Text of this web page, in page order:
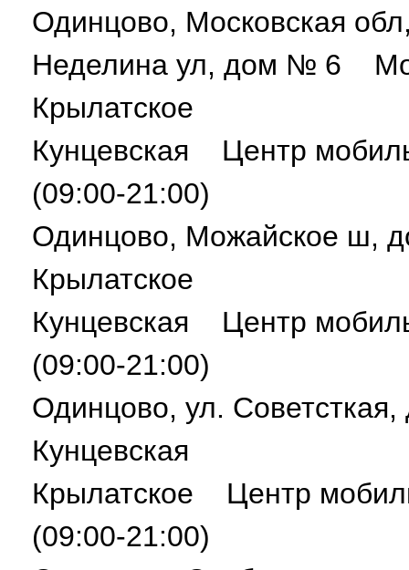
Одинцово, Московская
Неделина ул, дом № 6
Крылатское
Кунцевская Центр
(09:00-21:00)
Одинцово, Можайское
Крылатское
Кунцевская Центр
(09:00-21:00)
Одинцово, ул.
Кунцевская
Крылатское Центр
(09:00-21:00)